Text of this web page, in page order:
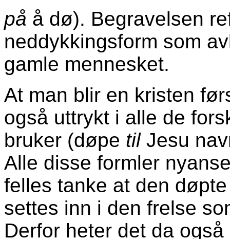
på å dø). Begravelsen
neddykkingsform som
gamle mennesket.
At man blir en kristen
også uttrykt i alle de
bruker (døpe tilJesu
Alle disse formler
felles tanke at den
settes inn i den frelse
Derfor heter det da